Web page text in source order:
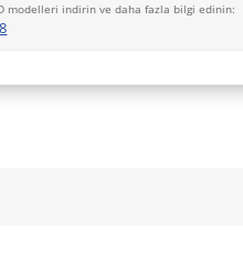
modelleri indirin ve daha fazla bilgi edinin: